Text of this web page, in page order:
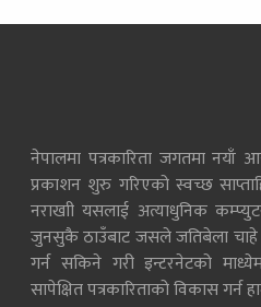
नेपालमा पत्रकारिता जगतमा नयाँ
प्रकाशन शुरु गरिएको स्वच्छ
नराखाी यसलाई अत्याधुनिक
जुनसुकै ठाउँबाट जसले जतिबेला चाहे
गर्न सकिने गरी इन्टरनेटको
सापेक्षित पत्रकारिताको विकास गर्न